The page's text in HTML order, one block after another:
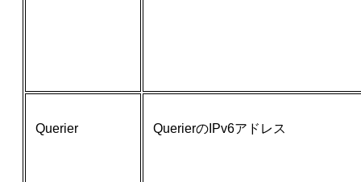
Querier QuerierのIPv6アドレス